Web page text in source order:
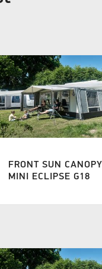
FRONT SUN CANOPY
MINI ECLIPSE G18